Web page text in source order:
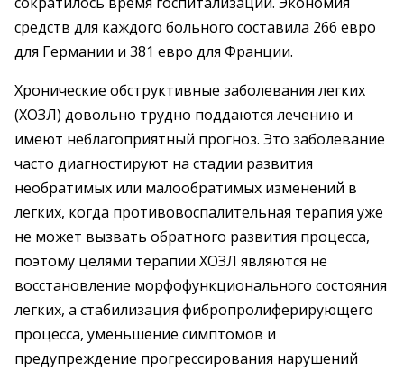
средств для каждого больного составила 266 евро
для Германии и 381 евро для Франции.
Хронические обструктивные заболевания легких
(ХОЗЛ) довольно трудно поддаются лечению и
имеют неблагоприятный прогноз. Это заболевание
часто диагностируют на стадии развития
необратимых или малообратимых изменений в
легких, когда противовоспалительная терапия уже
не может вызвать обратного развития процесса,
поэтому целями терапии ХОЗЛ являются не
восстановление морфофункционального состояния
легких, а стабилизация фибропролиферирующего
процесса, уменьшение симптомов и
предупреждение прогрессирования нарушений